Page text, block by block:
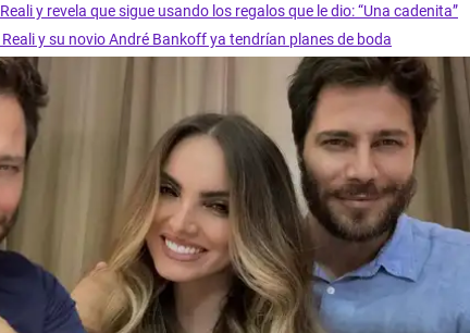
y revela que sigue usando los regalos que le dio: “Una cadenita”
y su novio André Bankoff ya tendrían planes de boda